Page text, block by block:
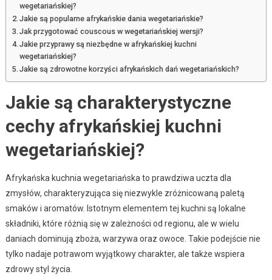
wegetariańskiej?
Jakie są popularne afrykańskie dania wegetariańskie?
Jak przygotować couscous w wegetariańskiej wersji?
Jakie przyprawy są niezbędne w afrykańskiej kuchni
wegetariańskiej?
Jakie są zdrowotne korzyści afrykańskich dań wegetariańskich?
Jakie są charakterystyczne
cechy afrykańskiej kuchni
wegetariańskiej?
Afrykańska kuchnia wegetariańska to prawdziwa uczta dla
zmysłów, charakteryzująca się niezwykle zróżnicowaną paletą
smaków i aromatów. Istotnym elementem tej kuchni są lokalne
składniki, które różnią się w zależności od regionu, ale w wielu
daniach dominują zboża, warzywa oraz owoce. Takie podejście nie
tylko nadaje potrawom wyjątkowy charakter, ale także wspiera
zdrowy styl życia.